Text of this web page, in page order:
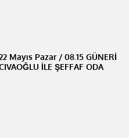
Mayıs Pazar / 08.15 GÜNERİ
İLE ŞEFFAF ODA